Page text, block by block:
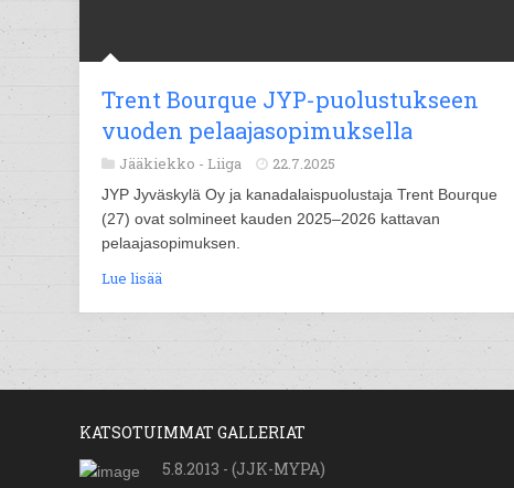
Trent Bourque JYP-puolustukseen
vuoden pelaajasopimuksella
Jääkiekko - Liiga 22.7.2025
JYP Jyväskylä Oy ja kanadalaispuolustaja Trent Bourque
(27) ovat solmineet kauden 2025–2026 kattavan
pelaajasopimuksen.
Lue lisää
KATSOTUIMMAT GALLERIAT
5.8.2013 - (JJK-MYPA)